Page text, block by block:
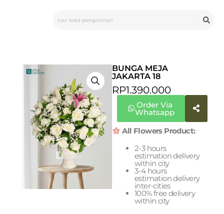
BUNGA MEJA
JAKARTA 18
RP1.390.000
Order Via
Whatsapp
All Flowers Product:
2-3 hours
estimation delivery
within city
3-4 hours
estimation delivery
inter-cities
100% free delivery
within city